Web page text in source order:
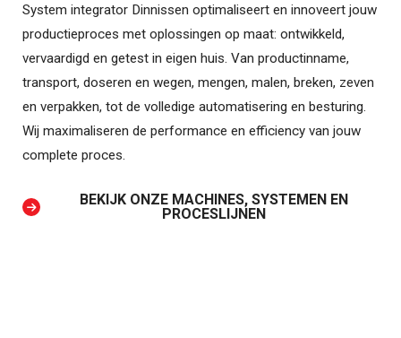
System integrator Dinnissen optimaliseert en innoveert jouw
productieproces met oplossingen op maat: ontwikkeld,
vervaardigd en getest in eigen huis. Van productinname,
transport, doseren en wegen, mengen, malen, breken, zeven
en verpakken, tot de volledige automatisering en besturing.
Wij maximaliseren de performance en efficiency van jouw
complete proces.
BEKIJK ONZE MACHINES, SYSTEMEN EN
PROCESLIJNEN